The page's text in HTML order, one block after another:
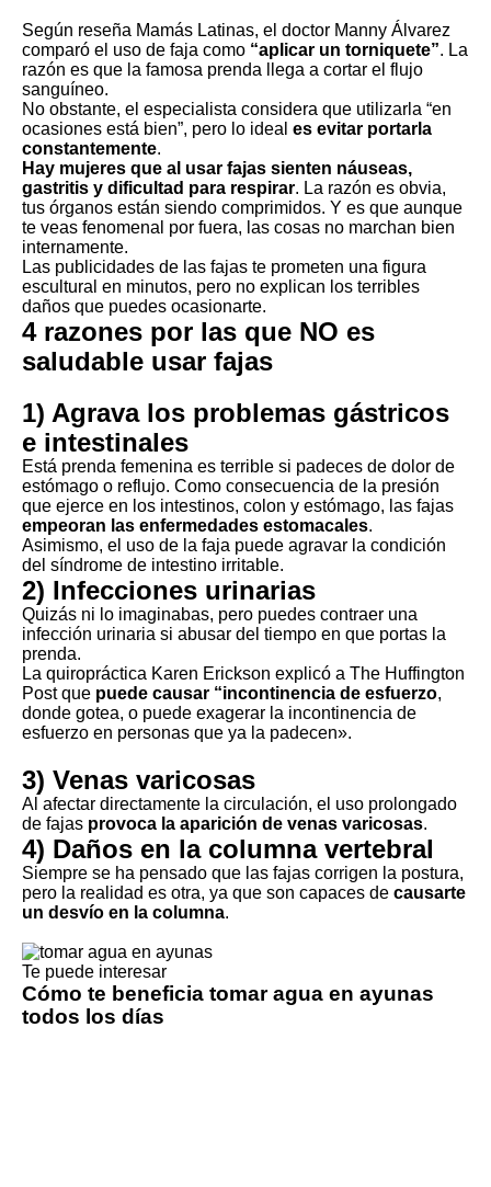
Según reseña Mamás Latinas, el doctor Manny Álvarez
comparó el uso de faja como “aplicar un torniquete”. La
razón es que la famosa prenda llega a cortar el flujo
sanguíneo.
No obstante, el especialista considera que utilizarla “en
ocasiones está bien”, pero lo ideal es evitar portarla
constantemente.
Hay mujeres que al usar fajas sienten náuseas,
gastritis y dificultad para respirar. La razón es obvia,
tus órganos están siendo comprimidos. Y es que aunque
te veas fenomenal por fuera, las cosas no marchan bien
internamente.
Las publicidades de las fajas te prometen una figura
escultural en minutos, pero no explican los terribles
daños que puedes ocasionarte.
4 razones por las que NO es
saludable usar fajas
1) Agrava los problemas gástricos
e intestinales
Está prenda femenina es terrible si padeces de dolor de
estómago o reflujo. Como consecuencia de la presión
que ejerce en los intestinos, colon y estómago, las fajas
empeoran las enfermedades estomacales.
Asimismo, el uso de la faja puede agravar la condición
del síndrome de intestino irritable.
2) Infecciones urinarias
Quizás ni lo imaginabas, pero puedes contraer una
infección urinaria si abusar del tiempo en que portas la
prenda.
La quiropráctica Karen Erickson explicó a The Huffington
Post que puede causar “incontinencia de esfuerzo,
donde gotea, o puede exagerar la incontinencia de
esfuerzo en personas que ya la padecen».
3) Venas varicosas
Al afectar directamente la circulación, el uso prolongado
de fajas provoca la aparición de venas varicosas.
4) Daños en la columna vertebral
Siempre se ha pensado que las fajas corrigen la postura,
pero la realidad es otra, ya que son capaces de causarte
un desvío en la columna.
Te puede interesar
Cómo te beneficia tomar agua en ayunas
todos los días